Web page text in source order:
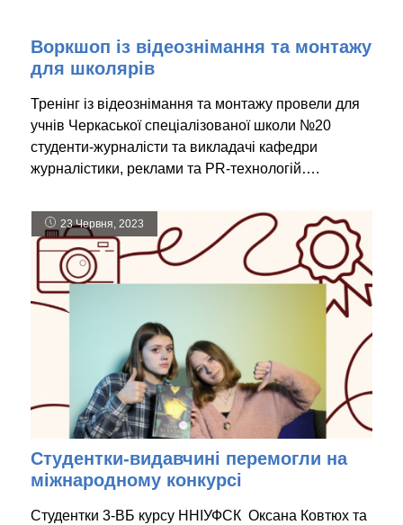
Воркшоп із відеознімання та монтажу
для школярів
Тренінг із відеознімання та монтажу провели для
учнів Черкаської спеціалізованої школи №20
студенти-журналісти та викладачі кафедри
журналістики, реклами та PR-технологій….
23 Червня, 2023
Студентки-видавчині перемогли на
міжнародному конкурсі
Студентки 3-ВБ курсу ННІУФСК Оксана Ковтюх та